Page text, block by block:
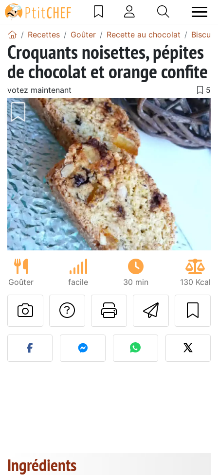
Recettes Goûter Recette au chocolat
Croquants noisettes, pépites
de chocolat et orange confite
votez maintenant
Goûter facile 30 min 130 Kcal
Imprimer
Poser une
Publier votre photo de
Ingrédients